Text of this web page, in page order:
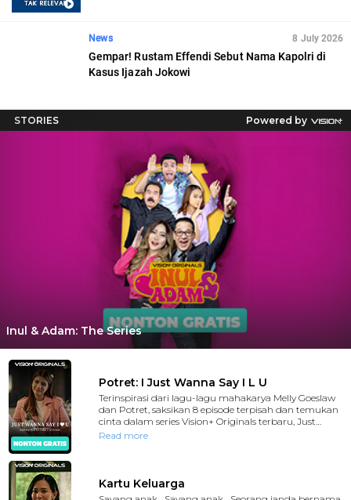
News 8 July 2026
Gempar! Rustam Effendi Sebut Nama Kapolri di
Kasus Ijazah Jokowi